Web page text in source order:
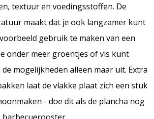
textuur en voedingsstoffen. De
maakt dat je ook langzamer kunt
gebruik te maken van een
onder meer groentjes of vis kunt
mogelijkheden alleen maar uit. Extra
laat de vlakke plaat zich een stuk
- doe dit als de plancha nog